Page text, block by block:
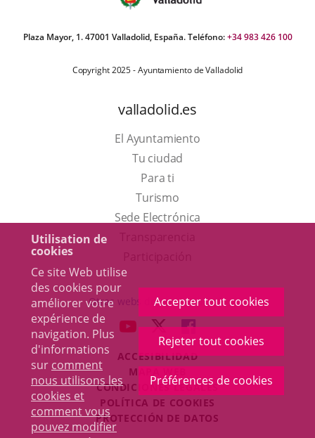
Utilisation de
cookies
Ce site Web utilise
des cookies pour
améliorer votre
expérience de
navigation. Plus
d'informations
sur comment
nous utilisons les
cookies et
comment vous
pouvez modifier
Accepter tout cookies
Rejeter tout cookies
Préférences de cookies
Plaza Mayor, 1. 47001 Valladolid, España. Teléfono:+34 983 426 100
Copyright 2025 - Ayuntamiento de Valladolid
valladolid.es
El Ayuntamiento
Tu ciudad
Para ti
TurismoEste
enlace
una
ventana
nueva.
Sede Electrónica
externa.
Otras webs del ayuntamiento
ENLACE
UNA
APLICACIÓN
EXTERNA.
ENLACE
A
UNA
APLICACIÓN
EXTERNA.
ENLACE
A
UNA
APLICACIÓN
EXTERNA.
ACCESIBILIDAD
MAPA WEB
CONDICIONES LEGALES
POLÍTICA DE COOKIES
PROTECCIÓN DE DATOS